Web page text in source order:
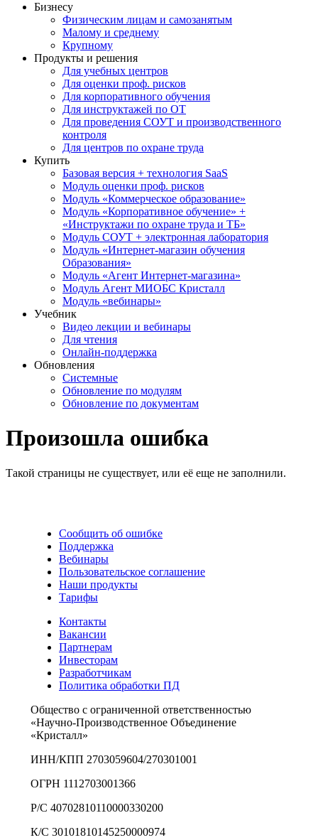
Бизнесу
Физическим лицам и самозанятым
Малому и среднему
Крупному
Продукты и решения
Для учебных центров
Для оценки проф. рисков
Для корпоративного обучения
Для инструктажей по ОТ
Для проведения СОУТ и производственного
контроля
Для центров по охране труда
Купить
Базовая версия + технология SaaS
Модуль оценки проф. рисков
Модуль «Коммерческое образование»
Модуль «Корпоративное обучение» +
«Инструктажи по охране труда и ТБ»
Модуль СОУТ + электронная лаборатория
Модуль «Интернет-магазин обучения
Образования»
Модуль «Агент Интернет-магазина»
Модуль Агент МИОБС Кристалл
Модуль «вебинары»
Учебник
Видео лекции и вебинары
Для чтения
Онлайн-поддержка
Обновления
Системные
Обновление по модулям
Обновление по документам
Произошла ошибка
Такой страницы не существует, или её еще не заполнили.
Сообщить об ошибке
Поддержка
Вебинары
Пользовательское соглашение
Наши продукты
Тарифы
Контакты
Вакансии
Партнерам
Инвесторам
Разработчикам
Политика обработки ПД
Общество с ограниченной ответственностью
«Научно-Производственное Объединение
«Кристалл»
ИНН/КПП 2703059604/270301001
ОГРН 1112703001366
Р/С 40702810110000330200
К/С 30101810145250000974